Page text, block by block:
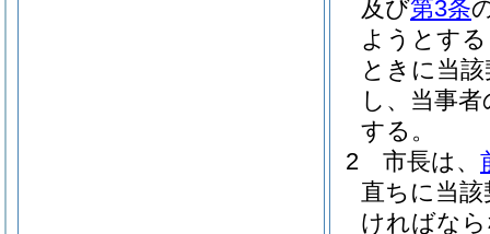
及び第3条
ようとす
ときに当
し、当事
する。
2
市長は、
直ちに当
ければな